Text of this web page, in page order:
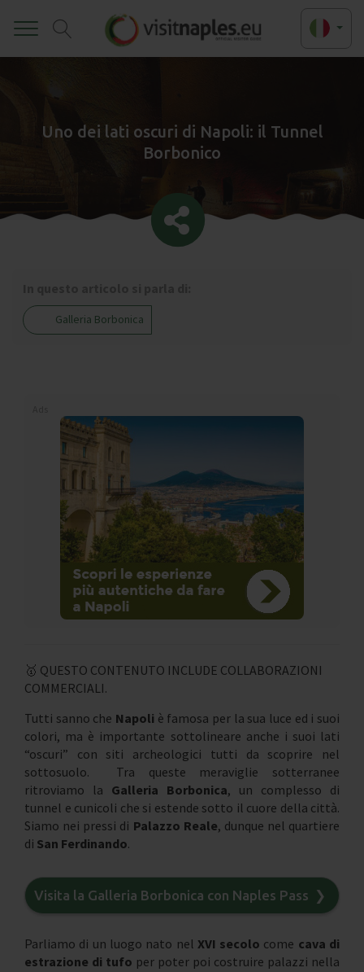
Uno dei lati oscuri di Napoli: il Tunnel
Borbonico
Galleria Borbonica
🥇 QUESTO CONTENUTO INCLUDE COLLABORAZIONI
COMMERCIALI.
Tutti sanno che Napoli è famosa per la sua luce ed i suoi
colori, ma è importante sottolineare anche i suoi lati
“oscuri” con siti archeologici tutti da scoprire nel
sottosuolo. Tra queste meraviglie sotterranee
ritroviamo la Galleria Borbonica, un complesso di
tunnel e cunicoli che si estende sotto il cuore della città.
Siamo nei pressi di Palazzo Reale, dunque nel quartiere
di San Ferdinando.
Visita la Galleria Borbonica con Naples Pass ❯
Parliamo di un luogo nato nel XVI secolo come cava di
estrazione di tufo per poter poi costruire palazzi nella